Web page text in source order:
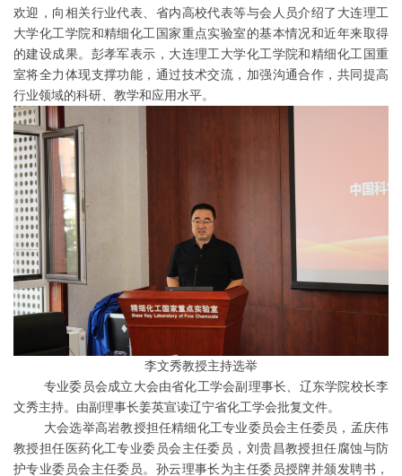
欢迎，向相关行业代表、省内高校代表等与会人员介绍了大连理工
大学化工学院和精细化工国家重点实验室的基本情况和近年来取得
的建设成果。彭孝军表示，大连理工大学化工学院和精细化工国重
室将全力体现支撑功能，通过技术交流，加强沟通合作，共同提高
行业领域的科研、教学和应用水平。
李文秀教授主持选举
专业委员会成立大会由省化工学会副理事长、辽东学院校长李
文秀主持。由副理事长姜英宣读辽宁省化工学会批复文件。
大会选举高岩教授担任精细化工专业委员会主任委员，孟庆伟
教授担任医药化工专业委员会主任委员，刘贵昌教授担任腐蚀与防
护专业委员会主任委员。孙云理事长为主任委员授牌并颁发聘书，